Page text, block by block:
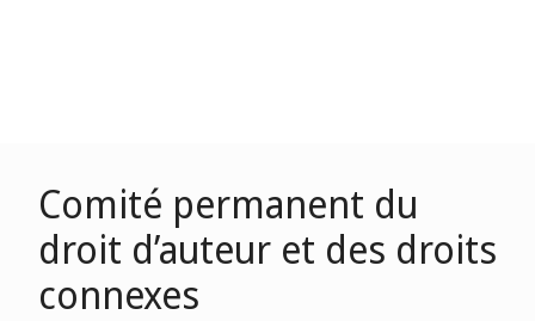
Comité permanent du
droit d’auteur et des droits
connexes